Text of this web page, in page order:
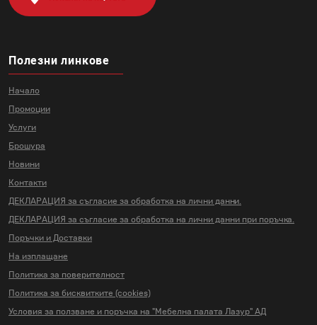
Полезни линкове
Начало
Промоции
Услуги
Брошура
Новини
Контакти
ДЕКЛАРАЦИЯ за съгласие за обработка на лични данни.
ДЕКЛАРАЦИЯ за съгласие за обработка на лични данни при поръчка.
Поръчки и Доставки
На изплащане
Политика за поверителност
Политика за бисквитките (cookies)
Условия за ползване и поръчка на "Мебелна палата Лазур" АД